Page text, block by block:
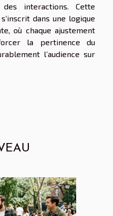
interactions. Cette
dans une logique
où chaque ajustement
la pertinence du
l’audience sur